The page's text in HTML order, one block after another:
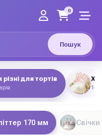
Пошук
0
різні для тортів
18
170 мм